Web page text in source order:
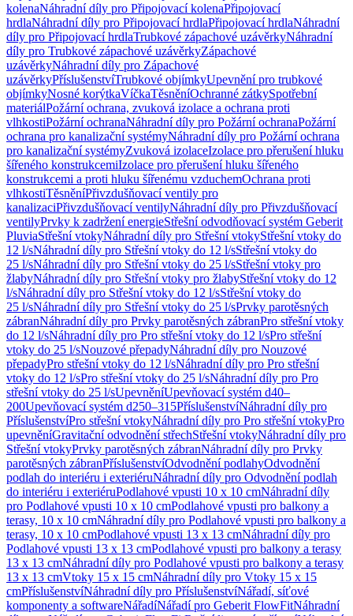
kolenaNáhradní díly pro Připojovací kolenaPřipojovací
hrdlaNáhradní díly pro Připojovací hrdlaPřipojovací hrdlaNáhradní
díly pro Připojovací hrdlaTrubkové zápachové uzávěrkyNáhradní
díly pro Trubkové zápachové uzávěrkyZápachové
uzávěrkyNáhradní díly pro Zápachové
uzávěrkyPříslušenstvíTrubkové objímkyUpevnění pro trubkové
objímkyNosné korýtkaVíčkaTěsněníOchranné zátkySpotřební
materiálPožární ochrana, zvuková izolace a ochrana proti
vlhkostiPožární ochranaNáhradní díly pro Požární ochranaPožární
ochrana pro kanalizační systémyNáhradní díly pro Požární ochrana
pro kanalizační systémyZvuková izolaceIzolace pro přerušení hluku
šířeného konstrukcemiIzolace pro přerušení hluku šířeného
konstrukcemi a proti hluku šířenému vzduchemOchrana proti
vlhkostiTěsněníPřivzdušňovací ventily pro
kanalizaciPřivzdušňovací ventilyNáhradní díly pro Přivzdušňovací
ventilyPrvky k zadržení energieStřešní odvodňovací systém Geberit
PluviaStřešní vtokyNáhradní díly pro Střešní vtokyStřešní vtoky do
12 l/sNáhradní díly pro Střešní vtoky do 12 l/sStřešní vtoky do
25 l/sNáhradní díly pro Střešní vtoky do 25 l/sStřešní vtoky pro
žlabyNáhradní díly pro Střešní vtoky pro žlabyStřešní vtoky do 12
l/sNáhradní díly pro Střešní vtoky do 12 l/sStřešní vtoky do
25 l/sNáhradní díly pro Střešní vtoky do 25 l/sPrvky parotěsných
zábranNáhradní díly pro Prvky parotěsných zábranPro střešní vtoky
do 12 l/sNáhradní díly pro Pro střešní vtoky do 12 l/sPro střešní
vtoky do 25 l/sNouzové přepadyNáhradní díly pro Nouzové
přepadyPro střešní vtoky do 12 l/sNáhradní díly pro Pro střešní
vtoky do 12 l/sPro střešní vtoky do 25 l/sNáhradní díly pro Pro
střešní vtoky do 25 l/sUpevněníUpevňovací systém d40–
200Upevňovací systém d250–315PříslušenstvíNáhradní díly pro
PříslušenstvíPro střešní vtokyNáhradní díly pro Pro střešní vtokyPro
upevněníGravitační odvodnění střechStřešní vtokyNáhradní díly pro
Střešní vtokyPrvky parotěsných zábranNáhradní díly pro Prvky
parotěsných zábranPříslušenstvíOdvodnění podlahyOdvodnění
podlah do interiéru i exteriéruNáhradní díly pro Odvodnění podlah
do interiéru i exteriéruPodlahové vpusti 10 x 10 cmNáhradní díly
pro Podlahové vpusti 10 x 10 cmPodlahové vpusti pro balkony a
terasy, 10 x 10 cmNáhradní díly pro Podlahové vpusti pro balkony a
terasy, 10 x 10 cmPodlahové vpusti 13 x 13 cmNáhradní díly pro
Podlahové vpusti 13 x 13 cmPodlahové vpusti pro balkony a terasy
13 x 13 cmNáhradní díly pro Podlahové vpusti pro balkony a terasy
13 x 13 cmVtoky 15 x 15 cmNáhradní díly pro Vtoky 15 x 15
cmPříslušenstvíNáhradní díly pro PříslušenstvíNářadí, síťové
komponenty a softwareNářadíNářadí pro Geberit FlowFitNáhradní